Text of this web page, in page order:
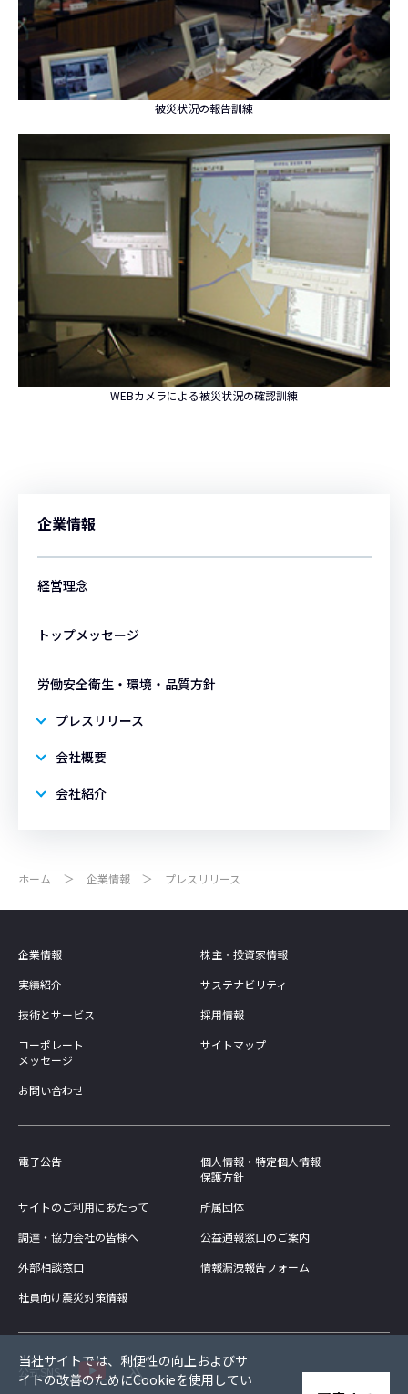
被災状況の報告訓練
WEBカメラによる被災状況の確認訓練
企業情報
経営理念
トップメッセージ
労働安全衛生・環境・品質方針
プレスリリース
会社概要
会社紹介
ホーム 企業情報 プレスリリース
企業情報
株主・投資家情報
実績紹介
サステナビリティ
技術とサービス
採用情報
コーポレート
メッセージ
サイトマップ
お問い合わせ
電子公告
個人情報・特定個人情報
保護方針
サイトのご利用にあたって
所属団体
調達・協力会社の皆様へ
公益通報窓口のご案内
外部相談窓口
情報漏洩報告フォーム
社員向け震災対策情報
公式SNS
当社サイトでは、利便性の向上およびサ
イトの改善のためにCookieを使用してい